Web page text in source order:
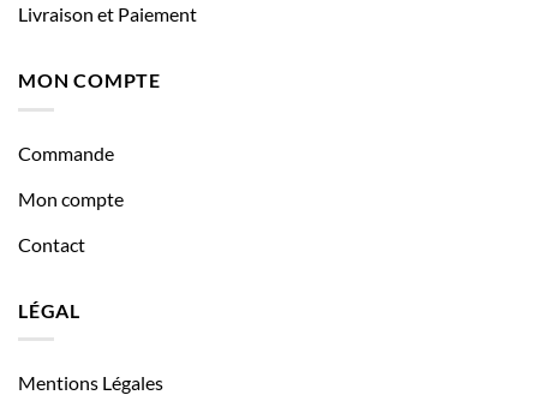
Livraison et Paiement
MON COMPTE
Commande
Mon compte
Contact
LÉGAL
Mentions Légales